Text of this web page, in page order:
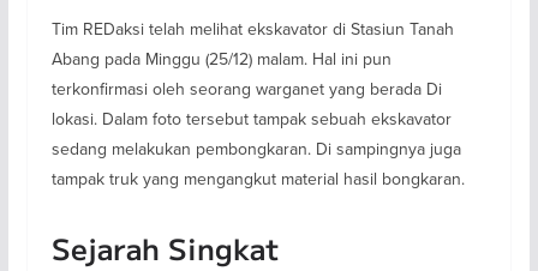
Tim REDaksi telah melihat ekskavator di Stasiun Tanah
Abang pada Minggu (25/12) malam. Hal ini pun
terkonfirmasi oleh seorang warganet yang berada Di
lokasi. Dalam foto tersebut tampak sebuah ekskavator
sedang melakukan pembongkaran. Di sampingnya juga
tampak truk yang mengangkut material hasil bongkaran.
Sejarah Singkat